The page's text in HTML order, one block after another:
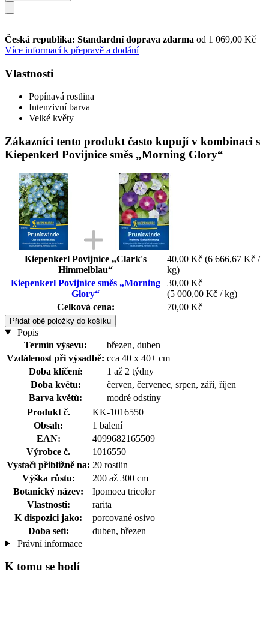
Česká republika: Standardní doprava zdarma od 1 069,00 Kč
Více informací k přepravě a dodání
Vlastnosti
Popínavá rostlina
Intenzivní barva
Velké květy
Zákazníci tento produkt často kupují v kombinaci s
Kiepenkerl Povijnice směs „Morning Glory“
Kiepenkerl Povijnice „Clark's
Himmelblau“
40,00 Kč (6 666,67 Kč /
kg)
Kiepenkerl Povijnice směs „Morning
Glory“
30,00 Kč
(5 000,00 Kč / kg)
Celková cena:
70,00 Kč
Přidat obě položky do košíku
Popis
Termín výsevu:
březen, duben
Vzdálenost při výsadbě: cca 40 x 40+ cm
Doba klíčení:
1 až 2 týdny
Doba květu:
červen, červenec, srpen, září, říjen
Barva květů:
modré odstíny
Produkt č.
KK-1016550
Obsah:
1 balení
EAN:
4099682165509
Výrobce č.
1016550
Vystačí přibližně na: 20 rostlin
Výška růstu:
200 až 300 cm
Botanický název:
Ipomoea tricolor
Vlastnosti:
rarita
K dispozici jako:
porcované osivo
Doba setí:
duben, březen
Právní informace
K tomu se hodí